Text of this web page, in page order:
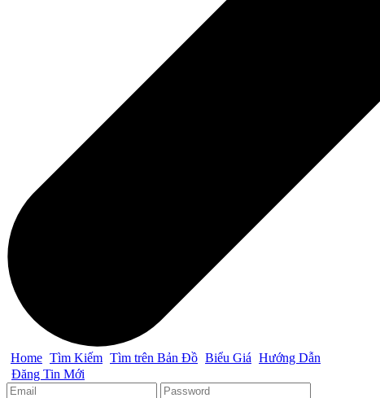
Home Tìm Kiếm Tìm trên Bản Đồ Biểu Giá Hướng Dẫn
Đăng Tin Mới